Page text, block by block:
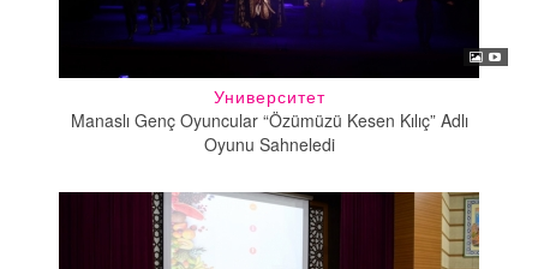
Университет
Manaslı Genç Oyuncular “Özümüzü Kesen Kılıç” Adlı
Oyunu Sahneledi